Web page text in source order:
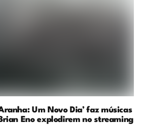
Um Novo Dia’ faz músicas
Eno explodirem no streaming